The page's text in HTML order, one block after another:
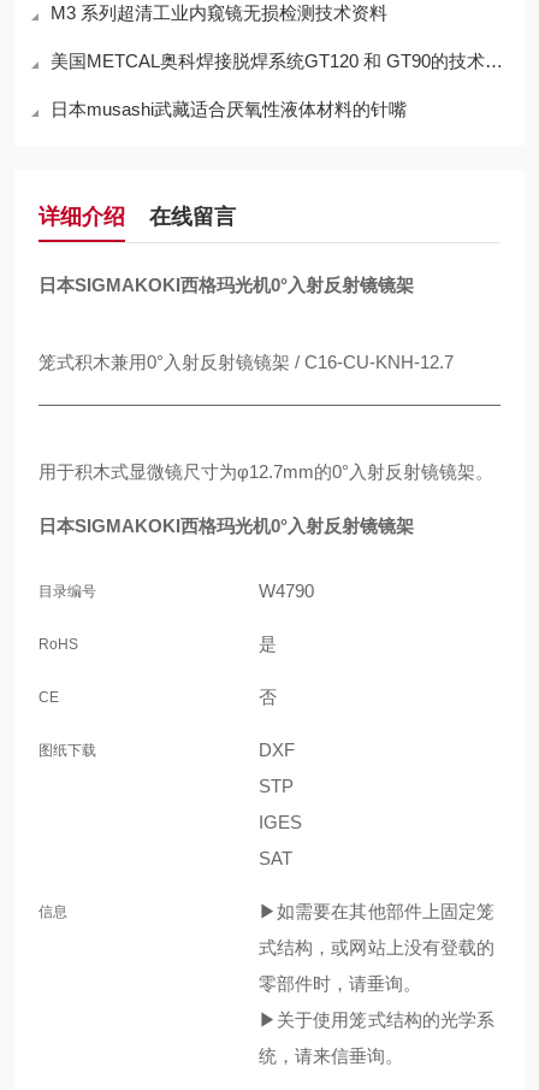
M3 系列超清工业内窥镜无损检测技术资料
美国METCAL奥科焊接脱焊系统GT120 和 GT90的技术参数
日本musashi武藏适合厌氧性液体材料的针嘴
详细介绍 在线留言
日本SIGMAKOKI西格玛光机0°入射反射镜镜架
笼式积木兼用0°入射反射镜镜架 / C16-CU-KNH-12.7
用于积木式显微镜尺寸为φ12.7mm的0°入射反射镜镜架。
日本SIGMAKOKI西格玛光机0°入射反射镜镜架
更
息
目录编号 W4790
RoHS 是
CE 否
图纸下载
DXF
STP
IGES
SAT
信息
▶如需要在其他部件上固定笼
式结构，或网站上没有登载的
零部件时，请垂询。
▶关于使用笼式结构的光学系
统，请来信垂询。